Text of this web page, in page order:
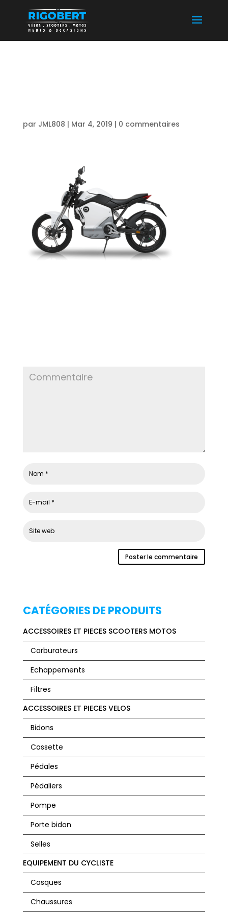
par JML808 | Mar 4, 2019 | 0 commentaires
CATÉGORIES DE PRODUITS
ACCESSOIRES ET PIECES SCOOTERS MOTOS
Carburateurs
Echappements
Filtres
ACCESSOIRES ET PIECES VELOS
Bidons
Cassette
Pédales
Pédaliers
Pompe
Porte bidon
Selles
EQUIPEMENT DU CYCLISTE
Casques
Chaussures